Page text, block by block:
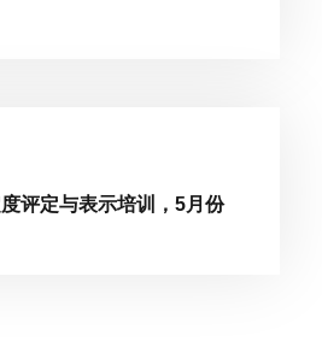
评定与表示培训，5月份